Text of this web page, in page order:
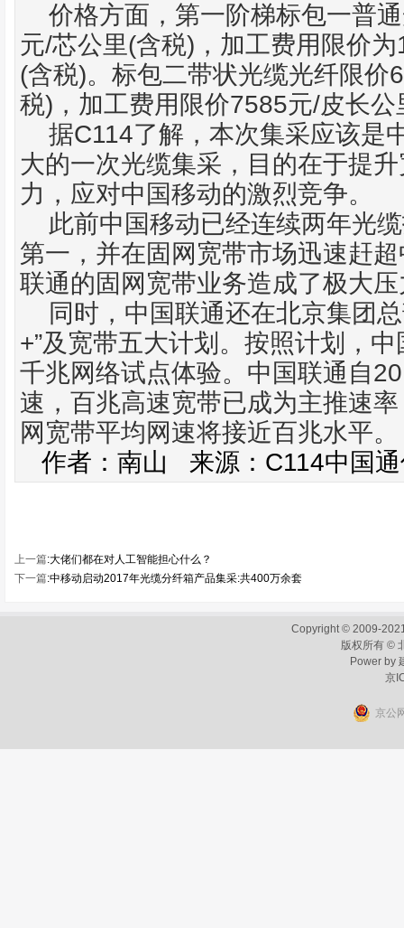
价格方面，第一阶梯标包一普
元/芯公里(含税) ，加工费用限价为
(含税)。标包二带状光缆光纤限价
税) ，加工费用限价7585元/皮长公
据C114了解，本次集采应该是
大的一次光缆集采，目的在于提升
力，应对中国移动的激烈竞争。
此前中国移动已经连续两年光
第一，并在固网 宽带市场迅速赶
联通的固网宽带业务造成了极大
同时，中国联通还在北京集团
+”及宽带五大计划。按照计划，
千兆网络试点体验。中国联通自
速，百兆高速宽带已成为主推速
网宽带平均网速将接近百兆水平。
作者：南山
来源： C114中国
上一篇:大佬们都在对人工智能担心什么？
下一篇:中移动启动2017年光缆分纤箱产品集采:共400万余套
Copyright © 2009-
版权所有 ©
Power by
京
京公